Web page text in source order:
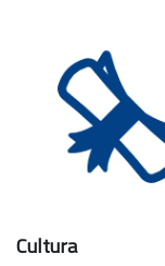
Cultura